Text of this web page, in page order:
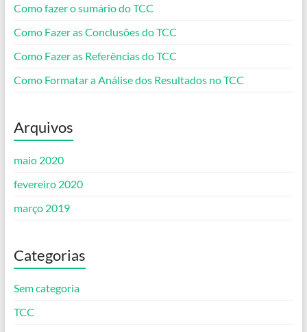
Como fazer o sumário do TCC
Como Fazer as Conclusões do TCC
Como Fazer as Referências do TCC
Como Formatar a Análise dos Resultados no TCC
Arquivos
maio 2020
fevereiro 2020
março 2019
Categorias
Sem categoria
TCC